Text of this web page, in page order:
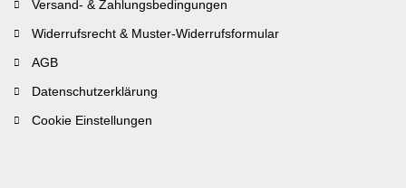
Versand- & Zahlungsbedingungen
Widerrufsrecht & Muster-Widerrufsformular
AGB
Datenschutzerklärung
Cookie Einstellungen